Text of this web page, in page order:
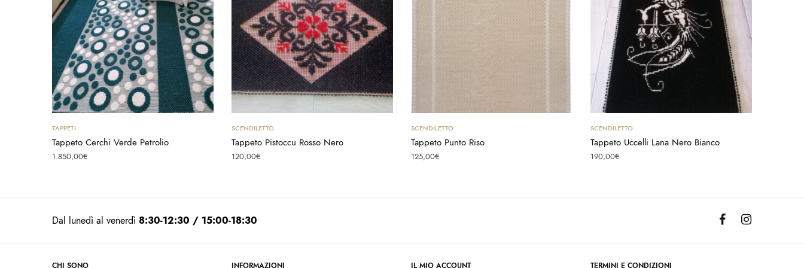
TAPPETI
Tappeto Cerchi Verde Petrolio
1.850,00€
SCENDILETTO
Tappeto Pistoccu Rosso Nero
120,00€
SCENDILETTO
Tappeto Punto Riso
125,00€
SCENDILETTO
Tappeto Uccelli Lana Nero Bianco
190,00€
Dal lunedì al venerdì8:30-12:30 / 15:00-18:30
CHI SONO INFORMAZIONI IL MIO ACCOUNT TERMINI E CONDIZIONI